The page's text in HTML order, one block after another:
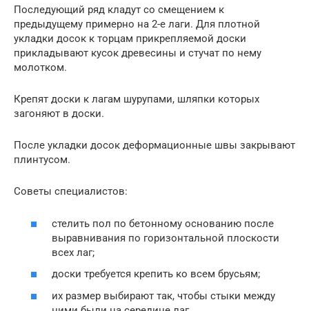
Последующий ряд кладут со смещением к
предыдущему примерно на 2-е лаги. Для плотной
укладки досок к торцам прикрепляемой доски
прикладывают кусок древесины и стучат по нему
молотком.
Крепят доски к лагам шурупами, шляпки которых
загоняют в доски.
После укладки досок деформационные швы закрывают
плинтусом.
Советы специалистов:
стелить пол по бетонному основанию после
выравнивания по горизонтальной плоскости
всех лаг;
доски требуется крепить ко всем брусьям;
их размер выбирают так, чтобы стыки между